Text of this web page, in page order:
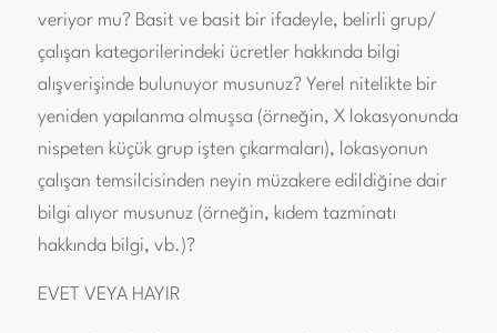
veriyor mu? Basit ve basit bir ifadeyle, belirli grup/
çalışan kategorilerindeki ücretler hakkında bilgi
alışverişinde bulunuyor musunuz? Yerel nitelikte bir
yeniden yapılanma olmuşsa (örneğin, X lokasyonunda
nispeten küçük grup işten çıkarmaları), lokasyonun
çalışan temsilcisinden neyin müzakere edildiğine dair
bilgi alıyor musunuz (örneğin, kıdem tazminatı
hakkında bilgi, vb.)?
EVET VEYA HAYIR